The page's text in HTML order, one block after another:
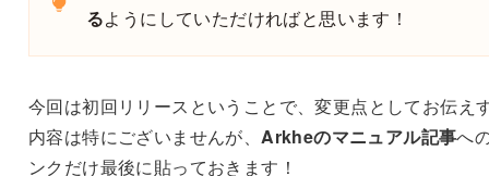
るようにしていただければと思います！
今回は初回リリースということで、変更点としてお伝え
内容は特にございませんが、 Arkheのマニュアル記事へ
ンクだけ最後に貼っておきます！